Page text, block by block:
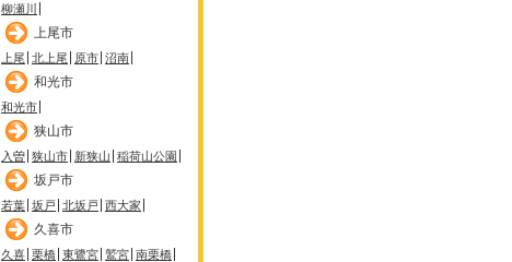
柳瀬川
上尾市
上尾 北上尾 原市 沼南
和光市
和光市
狭山市
入曽 狭山市 新狭山 稲荷山公園
坂戸市
若葉 坂戸 北坂戸 西大家
久喜市
久喜 栗橋 東鷺宮 鷲宮 南栗橋